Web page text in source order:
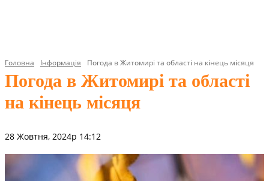
Головна Інформація Погода в Житомирі та області на кінець місяця
Погода в Житомирі та області
на кінець місяця
28 Жовтня, 2024р 14:12